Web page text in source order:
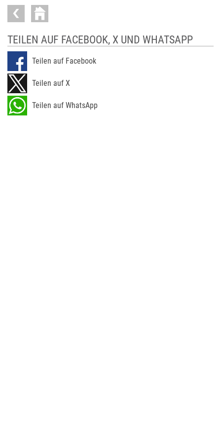
TEILEN AUF FACEBOOK, X UND WHATSAPP
Teilen auf Facebook
Teilen auf X
Teilen auf WhatsApp